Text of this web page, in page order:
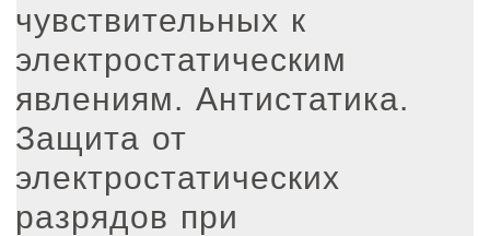
чувствительных к
электростатическим
явлениям. Антистатика.
Защита от
электростатических
разрядов при